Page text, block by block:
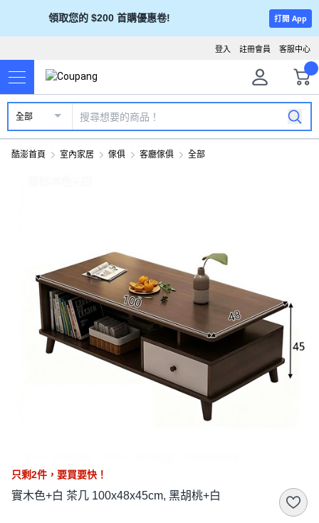
領取您的 $200 首購優惠卷! 打開 App
客服中心
註冊會員
登入
全部
酷澎首頁 室內家居 傢俱 客廳傢俱 全部
只剩2件， 要買要快！
實木色+白 茶几 100x48x45cm, 黑胡桃+白